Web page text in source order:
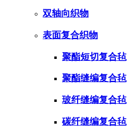
双轴向织物
表面复合织物
聚酯短切复合毡
聚酯缝编复合毡
玻纤缝编复合毡
碳纤缝编复合毡